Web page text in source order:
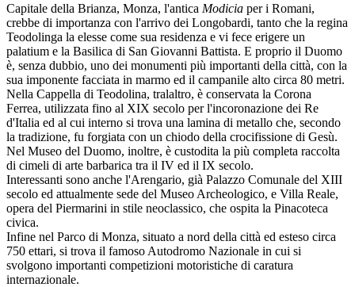
Capitale della Brianza, Monza, l'antica Modicia per i Romani,
crebbe di importanza con l'arrivo dei Longobardi, tanto che la regina
Teodolinga la elesse come sua residenza e vi fece erigere un
palatium e la Basilica di San Giovanni Battista. E proprio il Duomo
è, senza dubbio, uno dei monumenti più importanti della città, con la
sua imponente facciata in marmo ed il campanile alto circa 80 metri.
Nella Cappella di Teodolina, tralaltro, è conservata la Corona
Ferrea, utilizzata fino al XIX secolo per l'incoronazione dei Re
d'Italia ed al cui interno si trova una lamina di metallo che, secondo
la tradizione, fu forgiata con un chiodo della crocifissione di Gesù.
Nel Museo del Duomo, inoltre, è custodita la più completa raccolta
di cimeli di arte barbarica tra il IV ed il IX secolo.
Interessanti sono anche l'Arengario, già Palazzo Comunale del XIII
secolo ed attualmente sede del Museo Archeologico, e Villa Reale,
opera del Piermarini in stile neoclassico, che ospita la Pinacoteca
civica.
Infine nel Parco di Monza, situato a nord della città ed esteso circa
750 ettari, si trova il famoso Autodromo Nazionale in cui si
svolgono importanti competizioni motoristiche di caratura
internazionale.